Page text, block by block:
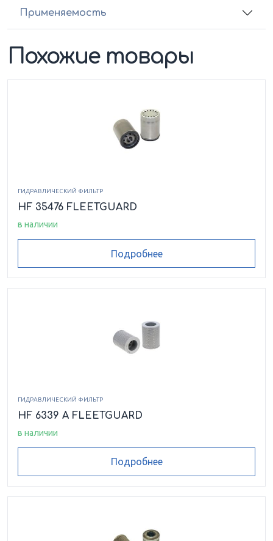
Применяемость
Похожие товары
ГИДРАВЛИЧЕСКИЙ ФИЛЬТР
HF 35476 FLEETGUARD
в наличии
Подробнее
ГИДРАВЛИЧЕСКИЙ ФИЛЬТР
HF 6339 A FLEETGUARD
в наличии
Подробнее